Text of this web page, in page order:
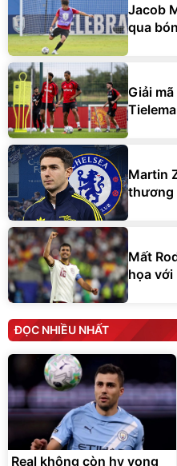
Jacob
qua
Giải
Martin
thương
Mất
họa với
ĐỌC NHIỀU NHẤT
Real không còn hy vọng